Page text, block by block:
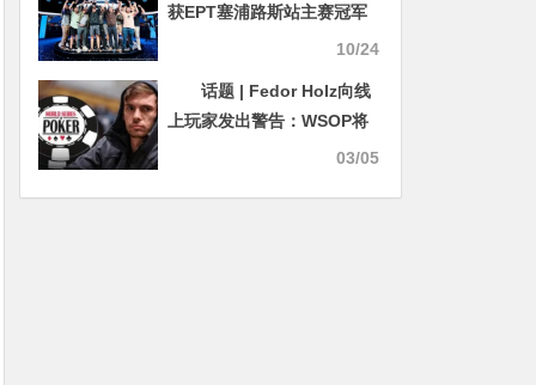
获EPT塞浦路斯站主赛冠军
丹牛斩获PokerGO巡回赛10/24
话题 | Fedor Holz向线
上玩家发出警告：WSOP将
03/05